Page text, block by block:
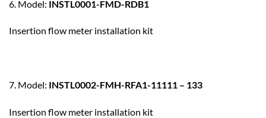
6. Model: INSTL0001-FMD-RDB1
Insertion flow meter installation kit
7. Model: INSTL0002-FMH-RFA1-11111 – 133
Insertion flow meter installation kit